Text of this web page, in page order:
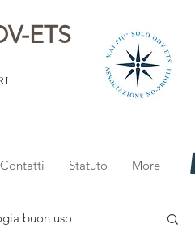
ETS
Contatti Statuto More
buon uso